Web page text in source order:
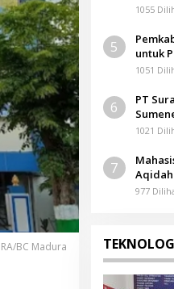
BC Madura
1055
5
untuk
1051
6
PT
1021
7
Aqidah
977